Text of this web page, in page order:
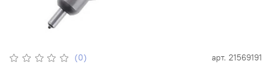
(0) арт. 21569191